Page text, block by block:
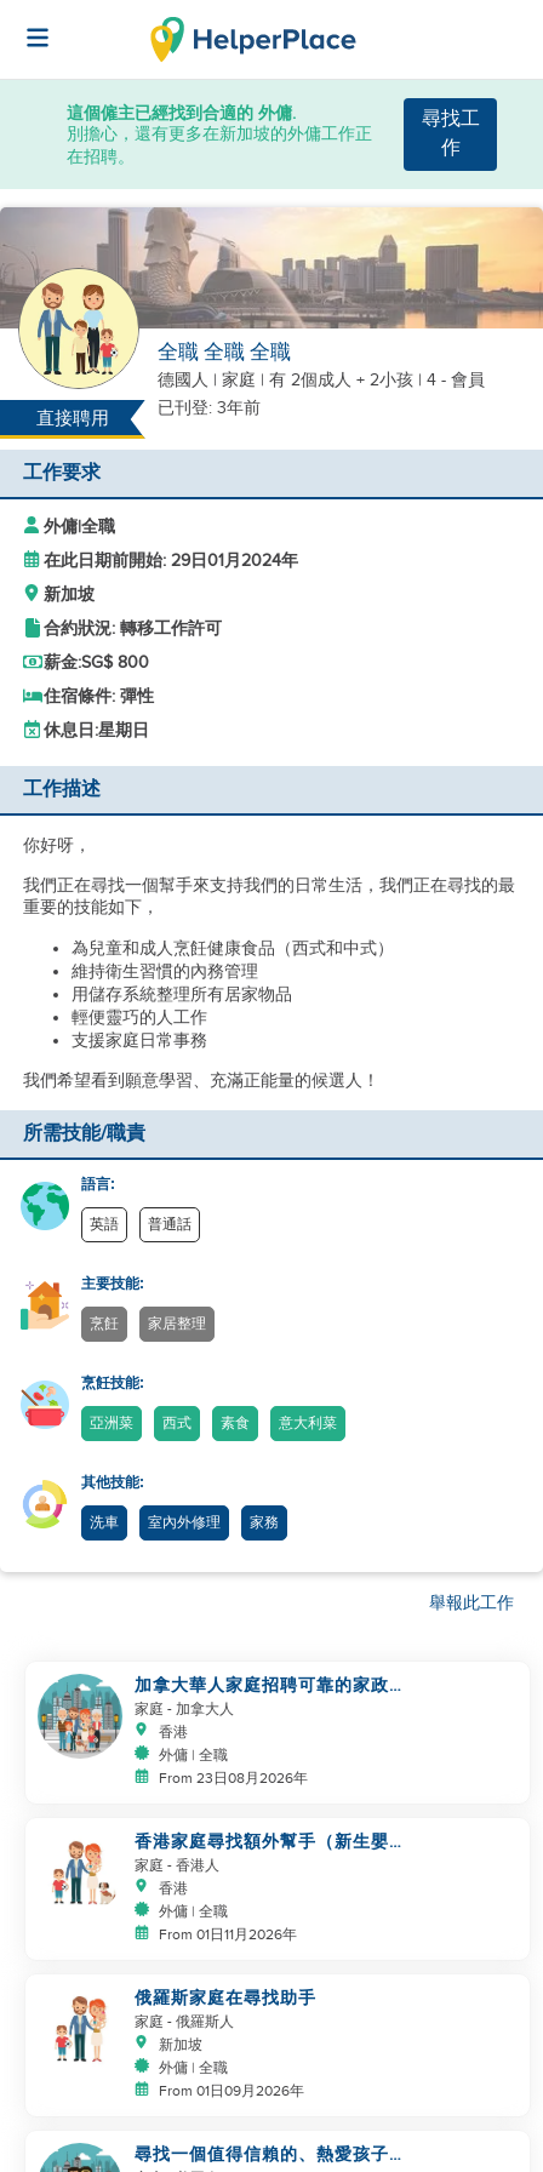
這個僱主已經找到合適的 外傭.
別擔心，還有更多在新加坡的外傭工作正
在招聘。
尋找工
作
直接聘用
全職 全職 全職
德國人 | 家庭 | 有 2個成人 + 2小孩 | 4 - 會員
已刊登: 3年前
工作要求
外傭|全職
在此日期前開始: 29日01月2024年
新加坡
合約狀況: 轉移工作許可
薪金:SG$ 800
住宿條件: 彈性
休息日:星期日
工作描述
你好呀，
我們正在尋找一個幫手來支持我們的日常生活，我們正在尋找的最
重要的技能如下，
為兒童和成人烹飪健康食品（西式和中式）
維持衛生習慣的內務管理
用儲存系統整理所有居家物品
輕便靈巧的人工作
支援家庭日常事務
我們希望看到願意學習、充滿正能量的候選人！
所需技能/職責
語言:
英語 普通話
主要技能:
烹飪 家居整理
烹飪技能:
亞洲菜 西式 素食 意大利菜
其他技能:
洗車 室內外修理 家務
舉報此工作
加拿大華人家庭招聘可靠的家政幫
手🤗
家庭 - 加拿大人
香港
外傭 | 全職
From 23日08月2026年
香港家庭尋找額外幫手（新生嬰兒
+幼兒，共同幫手）
家庭 - 香港人
香港
外傭 | 全職
From 01日11月2026年
俄羅斯家庭在尋找助手
家庭 - 俄羅斯人
新加坡
外傭 | 全職
From 01日09月2026年
尋找一個值得信賴的、熱愛孩子的